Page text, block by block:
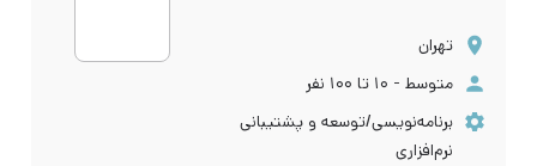
تهران
متوسط - ۱۰ تا ۱۰۰ نفر
برنامه‌نویسی/توسعه و پشتیبانی
نرم‌افزاری